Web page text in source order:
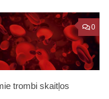
0
trombi skaitļos